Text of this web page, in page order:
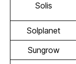
Solis
Solplanet
Sungrow